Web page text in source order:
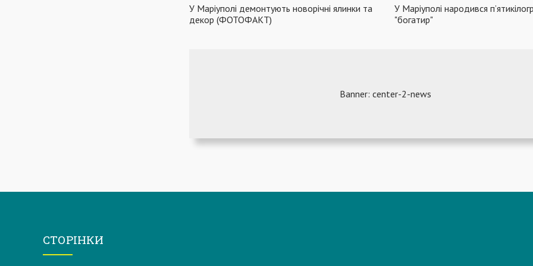
У Маріуполі демонтують новорічні ялинки та
декор (ФОТОФАКТ)
У Маріуполі народився
"богатир"
СТОРІНКИ